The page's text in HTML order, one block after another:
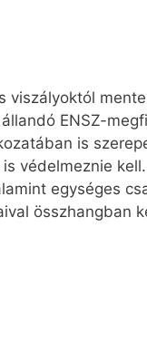
ENSZ-
is
védelmeznie
egységes
összhangban